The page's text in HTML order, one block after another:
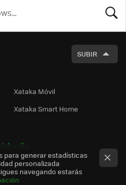
SUBIR
Xataka Móvil
Xataka Smart Home
para generar estadísticas
personalizada
navegando estarás